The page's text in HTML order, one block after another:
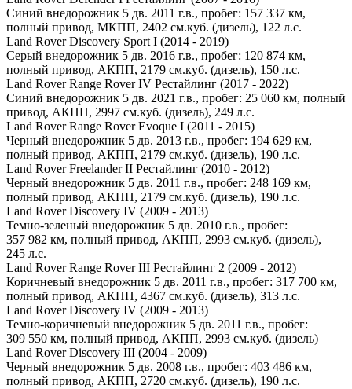
Синий внедорожник 5 дв. 2011 г.в., пробег: 157 337 км,
полный привод, МКПП, 2402 см.куб. (дизель), 122 л.с.
Land Rover Discovery Sport I (2014 - 2019)
Серый внедорожник 5 дв. 2016 г.в., пробег: 120 874 км,
полный привод, АКПП, 2179 см.куб. (дизель), 150 л.с.
Land Rover Range Rover IV Рестайлинг (2017 - 2022)
Синий внедорожник 5 дв. 2021 г.в., пробег: 25 060 км, полный
привод, АКПП, 2997 см.куб. (дизель), 249 л.с.
Land Rover Range Rover Evoque I (2011 - 2015)
Черный внедорожник 5 дв. 2013 г.в., пробег: 194 629 км,
полный привод, АКПП, 2179 см.куб. (дизель), 190 л.с.
Land Rover Freelander II Рестайлинг (2010 - 2012)
Черный внедорожник 5 дв. 2011 г.в., пробег: 248 169 км,
полный привод, АКПП, 2179 см.куб. (дизель), 190 л.с.
Land Rover Discovery IV (2009 - 2013)
Темно-зеленый внедорожник 5 дв. 2010 г.в., пробег:
357 982 км, полный привод, АКПП, 2993 см.куб. (дизель),
245 л.с.
Land Rover Range Rover III Рестайлинг 2 (2009 - 2012)
Коричневый внедорожник 5 дв. 2011 г.в., пробег: 317 700 км,
полный привод, АКПП, 4367 см.куб. (дизель), 313 л.с.
Land Rover Discovery IV (2009 - 2013)
Темно-коричневый внедорожник 5 дв. 2011 г.в., пробег:
309 550 км, полный привод, АКПП, 2993 см.куб. (дизель)
Land Rover Discovery III (2004 - 2009)
Черный внедорожник 5 дв. 2008 г.в., пробег: 403 486 км,
полный привод, АКПП, 2720 см.куб. (дизель), 190 л.с.